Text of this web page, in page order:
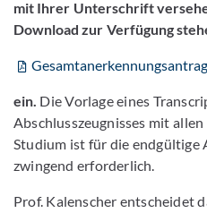
mit Ihrer Unterschrift
Download zur Verfügung
ein. Die Vorlage eines
Abschlusszeugnisses mit
Studium ist für die endgültige
zwingend erforderlich.
Prof. Kalenscher entscheidet